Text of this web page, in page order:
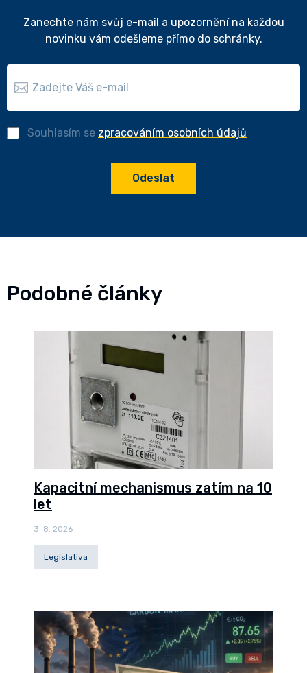
Zanechte nám svůj e-mail a upozornění na každou
novinku vám odešleme přímo do schránky.
Odeslat
Souhlasím se zpracováním osobních údajů
Podobné články
Kapacitní mechanismus zatím na 10
let
3. 8. 2026
Legislativa